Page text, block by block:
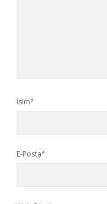
İsim*
E-Posta*